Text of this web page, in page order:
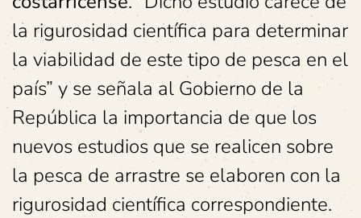
la rigurosidad científica para determinar
la viabilidad de este tipo de pesca en el
país” y se señala al Gobierno de la
República la importancia de que los
nuevos estudios que se realicen sobre
la pesca de arrastre se elaboren con la
rigurosidad científica correspondiente.